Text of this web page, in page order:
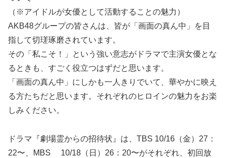
（※アイドルが女優として活動することの魅力）
AKB48グループの皆さんは、皆が「画面の真ん中」を目
指して切瑳琢磨されています。
その「私こそ！」という強い意志がドラマで主演女優とな
るときも、すごく役立つはずだと思います。
「画面の真ん中」にしかも一人きりでいて、華やかに映え
る方たちだと思います。それぞれのヒロインの魅力をお楽
しみください。
ドラマ『劇場霊からの招待状』は、TBS 10/16（金）27：
22〜、MBS 10/18（日）26：20〜がそれぞれ、初回放